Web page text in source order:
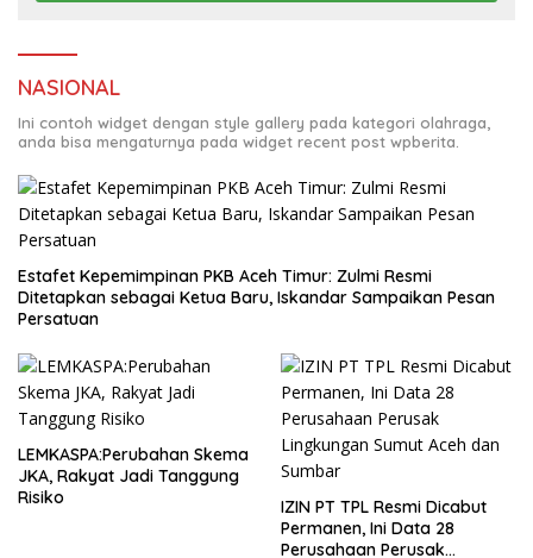
NASIONAL
Ini contoh widget dengan style gallery pada kategori olahraga,
anda bisa mengaturnya pada widget recent post wpberita.
Estafet Kepemimpinan PKB Aceh Timur: Zulmi Resmi
Ditetapkan sebagai Ketua Baru, Iskandar Sampaikan Pesan
Persatuan
LEMKASPA:Perubahan Skema
JKA, Rakyat Jadi Tanggung
Risiko
IZIN PT TPL Resmi Dicabut
Permanen, Ini Data 28
Perusahaan Perusak